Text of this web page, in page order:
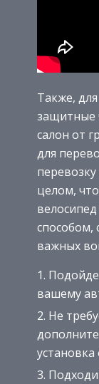
Также,
защитные
салон от
для
целом,
способом,
важных
вашему
Не
установка